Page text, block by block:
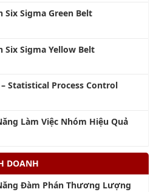
Six Sigma Green Belt
Six Sigma Yellow Belt
– Statistical Process Control
Làm Việc Nhóm Hiệu Quả
DOANH
Đàm Phán Thương Lượng